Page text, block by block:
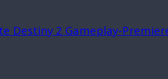
Destiny 2 Gameplay-